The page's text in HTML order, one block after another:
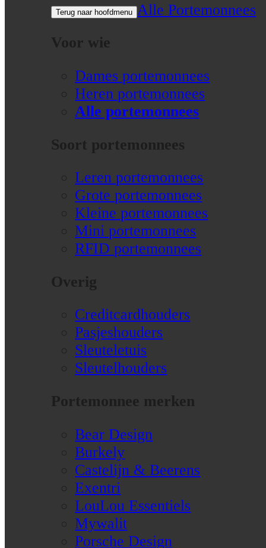
Terug naar hoofdmenu Alle Portemonnees
Voor wie
Dames portemonnees
Heren portemonnees
Alle portemonnees
Soort portemonnees
Leren portemonnees
Grote portemonnees
Kleine portemonnees
Mini portemonnees
RFID portemonnees
Overig
Creditcardhouders
Pasjeshouders
Sleuteletuis
Sleutelhouders
Portemonnee merken
Bear Design
Burkely
Castelijn & Beerens
Exentri
LouLou Essentiels
Mywalit
Porsche Design